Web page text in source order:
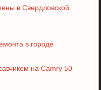
в Свердловской
в городе
на Camry 50